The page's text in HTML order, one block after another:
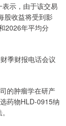
示，由于该交易
股收益将受到影
2026年平均分
季财报电话会议
的肿瘤学在研产
药物HLD-0915纳